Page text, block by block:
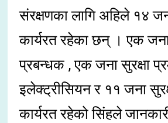
संरक्षणका लागि अहिले १४
कार्यरत रहेका छन् । एक
प्रबन्धक , एक जना सुरक्षा
इलेक्ट्रीसियन र ११ जना
कार्यरत रहेको सिंहले